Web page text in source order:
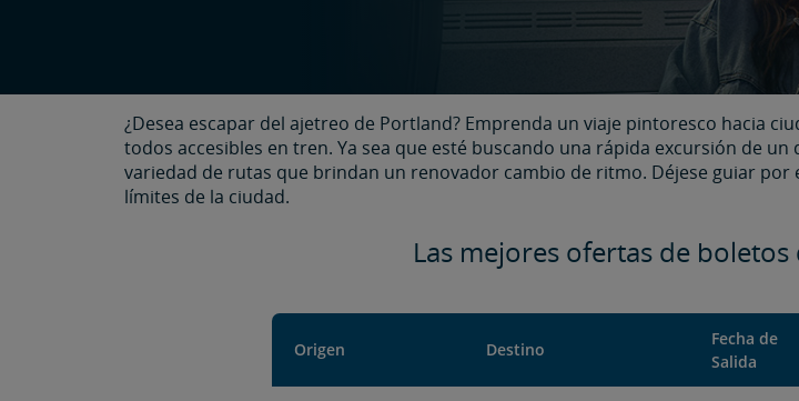
¿Desea escapar del ajetreo de Portland? Emprenda un viaje pintoresco hacia
todos accesibles en tren. Ya sea que esté buscando una rápida excursión de
variedad de rutas que brindan un renovador cambio de ritmo. Déjese guiar
límites de la ciudad.
Las mejores ofertas de
Origen Destino
Fecha de
Salida